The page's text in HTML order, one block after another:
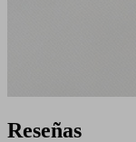
Reseñas